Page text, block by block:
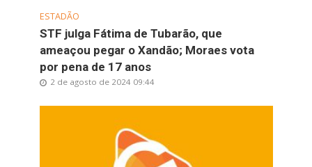
ESTADÃO
STF julga Fátima de Tubarão, que
ameaçou pegar o Xandão; Moraes vota
por pena de 17 anos
2 de agosto de 2024 09:44